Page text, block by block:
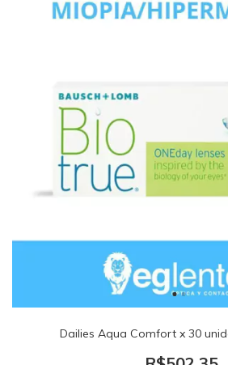
Dailies Aqua Comfort x 30